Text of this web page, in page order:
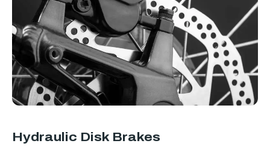
Hydraulic Disk Brakes